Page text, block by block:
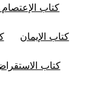
كتاب
كتاب الإيمان
كتاب